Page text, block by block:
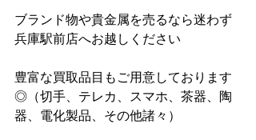
ブランド物や貴金属を売るなら迷わず
兵庫駅前店へお越しください
豊富な買取品目もご用意しております
◎（切手、テレカ、スマホ、茶器、陶
器、電化製品、その他諸々）